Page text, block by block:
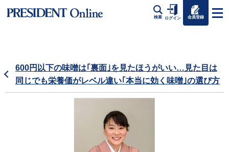
検索 ログイン 会員登録
600円以下の味噌は｢裏面｣を見たほうがいい…見た目は
同じでも栄養価がレベル違い｢本当に効く味噌｣の選び方